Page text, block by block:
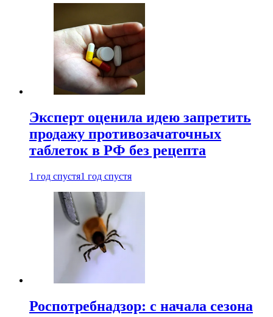
Эксперт оценила идею запретить
продажу противозачаточных
таблеток в РФ без рецепта
1 год спустя1 год спустя
Роспотребнадзор: с начала сезона